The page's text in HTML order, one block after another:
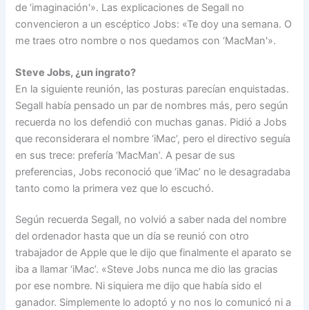
de ‘imaginación'». Las explicaciones de Segall no
convencieron a un escéptico Jobs: «Te doy una semana. O
me traes otro nombre o nos quedamos con ‘MacMan'».
Steve Jobs, ¿un ingrato?
En la siguiente reunión, las posturas parecían enquistadas.
Segall había pensado un par de nombres más, pero según
recuerda no los defendió con muchas ganas. Pidió a Jobs
que reconsiderara el nombre ‘iMac’, pero el directivo seguía
en sus trece: prefería ‘MacMan’. A pesar de sus
preferencias, Jobs reconoció que ‘iMac’ no le desagradaba
tanto como la primera vez que lo escuchó.
Según recuerda Segall, no volvió a saber nada del nombre
del ordenador hasta que un día se reunió con otro
trabajador de Apple que le dijo que finalmente el aparato se
iba a llamar ‘iMac’. «Steve Jobs nunca me dio las gracias
por ese nombre. Ni siquiera me dijo que había sido el
ganador. Simplemente lo adoptó y no nos lo comunicó ni a